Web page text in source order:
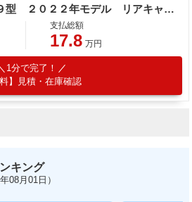
ホンダ タクト ＡＦ７９型 ２０２２年モデル リアキャリア リアＢＯＸ センタースタンド スペアキー
支払総額
17.8 万円
1分で完了！
料】見積・在庫確認
キング
08月01日）